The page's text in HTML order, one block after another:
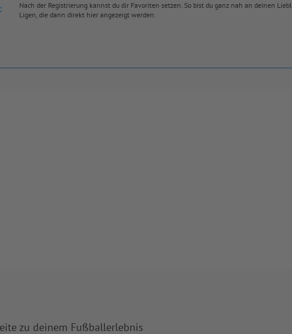
Nach der Registrierung kannst du dir Favoriten setzen. So bist du ganz nah an deinen
Ligen, die dann direkt hier angezeigt werden.
zu deinem Fußballerlebnis